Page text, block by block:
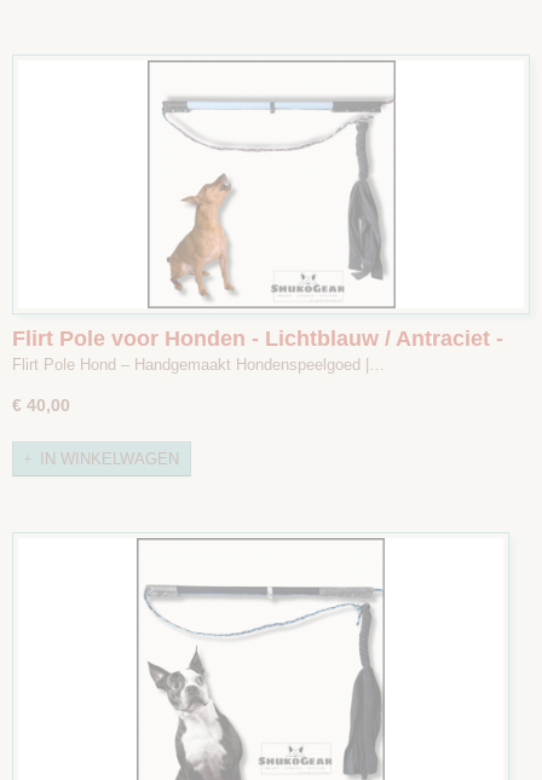
Flirt Pole voor Honden - Lichtblauw / Antraciet -
Maat 1
Flirt Pole Hond – Handgemaakt Hondenspeelgoed |…
€ 40,00
IN WINKELWAGEN